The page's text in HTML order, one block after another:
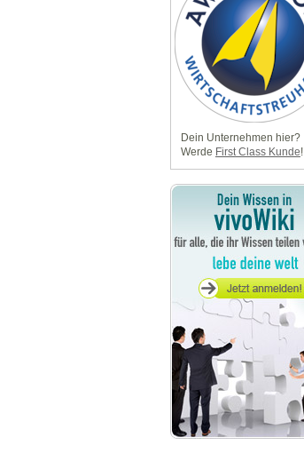
Dein Unternehmen hier?
Werde First Class Kunde!